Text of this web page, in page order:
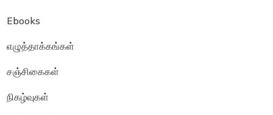
Ebooks
எழுத்தாக்கங்கள்
சஞ்சிகைகள்
நிகழ்வுகள்